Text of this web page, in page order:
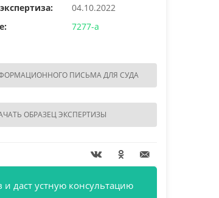
04.10.2022
7277-а
ПИСЬМА ДЛЯ СУДА
ОБРАЗЕЦ ЭКСПЕРТИЗЫ
даст устную консультацию